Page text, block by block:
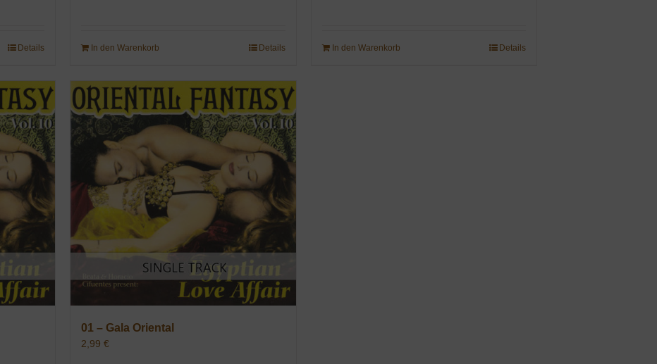
Details In den Warenkorb Details In den Warenkorb Details
01 – Gala Oriental
2,99€